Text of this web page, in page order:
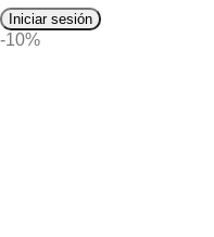
Iniciar sesión
-10%